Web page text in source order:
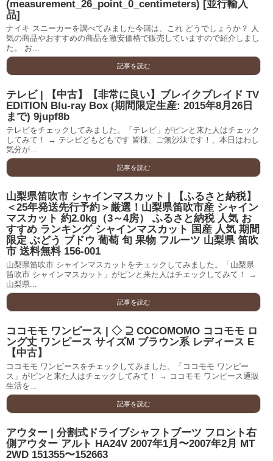
(measurement_26_point_0_centimeters) [並行輸入
品]
ナイキ スニーカーを調べてみました今回は、これ どうでしょうか？ 人
気の商品やおすすめの商品を激安価格で販売していますので紹介しまし
た。 お...
記事を読む
テレビ | 【中古】【非常に良い】ブレイクブレイド TV
EDITION Blu-ray Box (期間限定生産: 2015年8月26日
まで) 9jupf8b
テレビをチェックしてみました。「テレビ」がピンと来た人はチェック
してみて！ → テレビどもどもです 皆様、ご無沙汰です！、本日はわし
気分が...
記事を読む
山梨県笛吹市 シャインマスカット | 【ふるさと納税】
＜25年発送先行予約＞厳選！山梨県笛吹市産 シャイン
マスカット 約2.0kg（3～4房） ふるさと納税 人気 お
すすめ ランキング シャインマスカット 国産 人気 期間
限定 ぶどう ブドウ 葡萄 旬 果物 フルーツ 山梨県 笛吹
市 送料無料 156-001
山梨県笛吹市 シャインマスカットをチェックしてみました。「山梨県
笛吹市 シャインマスカット」がピンと来た人はチェックしてみて！ →
山梨県...
記事を読む
ココモモ ワンピース | ◇ ⊇ COCOMOMO ココモモ ロ
ング丈 ワンピース サイズM ブラウン系 レディース E
【中古】
ココモモ ワンピースをチェックしてみました。「ココモモ ワンピー
ス」がピンと来た人はチェックしてみて！ → ココモモ ワンピース通販
生活を...
記事を読む
アウター | 分割式ドライブシャフトブーツ フロント右
側アウター アルト HA24V 2007年1月〜2007年2月 MT
2WD 151355〜152663